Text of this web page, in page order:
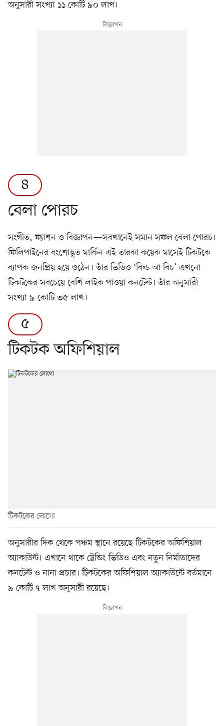
অনুসারী সংখ্যা ১১ কোটি ৯০ লাখ।
৪
বেলা পোরচ
সংগীত, ফ্যাশন ও বিজ্ঞাপন—সবখানেই সমান সফল বেলা পোরচ।
ফিলিপাইনের বংশোদ্ভূত মার্কিন এই তারকা কয়েক মাসেই টিকটকে
ব্যাপক জনপ্রিয় হয়ে ওঠেন। তাঁর ভিডিও ‘বিল্ড আ বিচ’ এখনো
টিকটকের সবচেয়ে বেশি লাইক পাওয়া কনটেন্ট। তাঁর অনুসারী
সংখ্যা ৯ কোটি ৩৫ লাখ।
৫
টিকটক অফিশিয়াল
টিকটকের লোগো
অনুসারীর দিক থেকে পঞ্চম স্থানে রয়েছে টিকটকের অফিশিয়াল
অ্যাকাউন্ট। এখানে থাকে ট্রেন্ডিং ভিডিও এবং নতুন নির্মাতাদের
কনটেন্ট ও নানা প্রচার। টিকটকের অফিশিয়াল অ্যাকাউন্টে বর্তমানে
৯ কোটি ৭ লাখ অনুসারী রয়েছে।